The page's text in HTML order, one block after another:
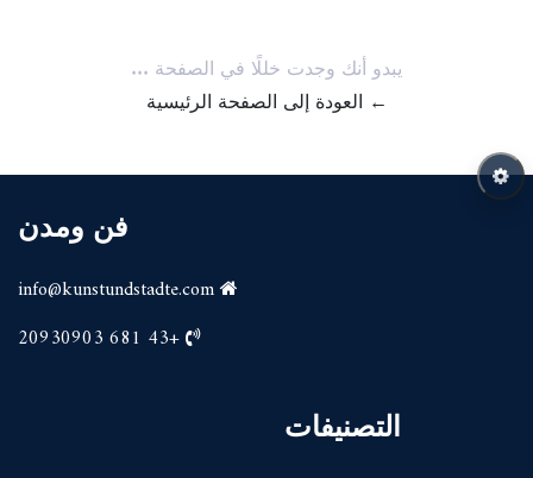
يبدو أنك وجدت خللًا في الصفحة ...
← العودة إلى الصفحة الرئيسية
فن ومدن
info@kunstundstadte.com
+43 681 20930903
التصنيفات